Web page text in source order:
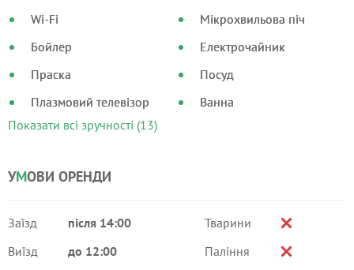
Wi-Fi
Бойлер
Праска
Плазмовий телевізор
Мікрохвильова піч
Електрочайник
Посуд
Ванна
Показати всі зручності (13)
УМОВИ ОРЕНДИ
Заїзд
після 14:00
Виїзд
до 12:00
Тварини
Паління